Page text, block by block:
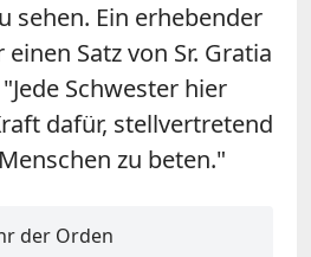
sehen. Ein erhebender
Satz von Sr. Gratia
Schwester hier
dafür, stellvertretend
zu beten."
der Orden